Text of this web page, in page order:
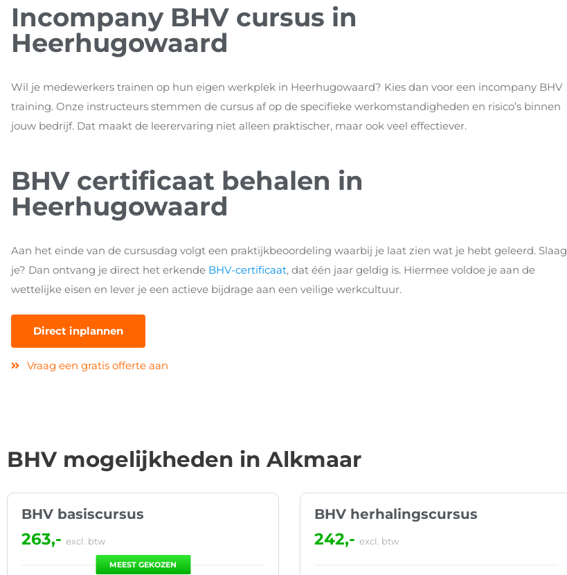
Incompany BHV cursus in
Heerhugowaard
Wil je medewerkers trainen op hun eigen werkplek in Heerhugowaard? Kies dan voor een incompany BHV
training. Onze instructeurs stemmen de cursus af op de specifieke werkomstandigheden en risico’s binnen
jouw bedrijf. Dat maakt de leerervaring niet alleen praktischer, maar ook veel effectiever.
BHV certificaat behalen in
Heerhugowaard
Aan het einde van de cursusdag volgt een praktijkbeoordeling waarbij je laat zien wat je hebt geleerd. Slaag
je? Dan ontvang je direct het erkende BHV-certificaat, dat één jaar geldig is. Hiermee voldoe je aan de
wettelijke eisen en lever je een actieve bijdrage aan een veilige werkcultuur.
Direct inplannen
Vraag een gratis offerte aan
BHV mogelijkheden in Alkmaar
BHV basiscursus
263,- excl. btw
MEEST GEKOZEN
BHV herhalingscursus
242,- excl. btw